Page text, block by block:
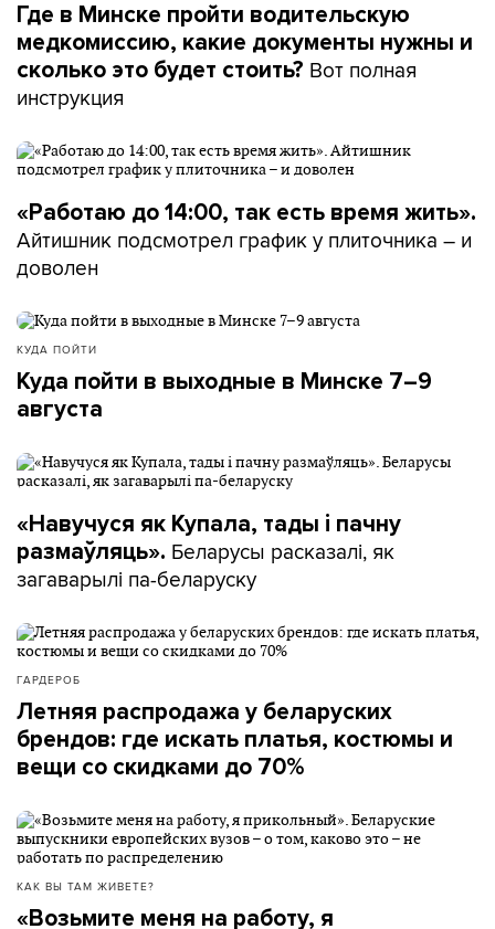
Где в Минске пройти водительскую
медкомиссию, какие документы нужны и
сколько это будет стоить? Вот полная
инструкция
«Работаю до 14:00, так есть время жить».
Айтишник подсмотрел график у плиточника – и
доволен
КУДА ПОЙТИ
Куда пойти в выходные в Минске 7–9
августа
«Навучуся як Купала, тады і пачну
размаўляць». Беларусы расказалі, як
загаварылі па-беларуску
ГАРДЕРОБ
Летняя распродажа у беларуских
брендов: где искать платья, костюмы и
вещи со скидками до 70%
КАК ВЫ ТАМ ЖИВЕТЕ?
«Возьмите меня на работу, я